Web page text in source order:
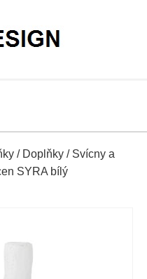
/ Doplňky / Svícny a
SYRA bílý